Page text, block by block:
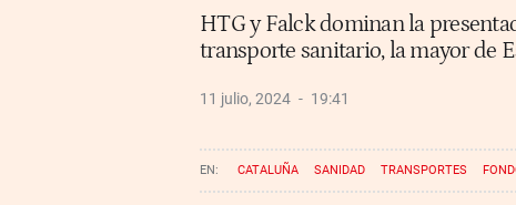
HTG y Falck dominan la
transporte sanitario, la mayor de
11 julio, 2024 19:41
CATALUÑA SANIDAD TRANSPORTES